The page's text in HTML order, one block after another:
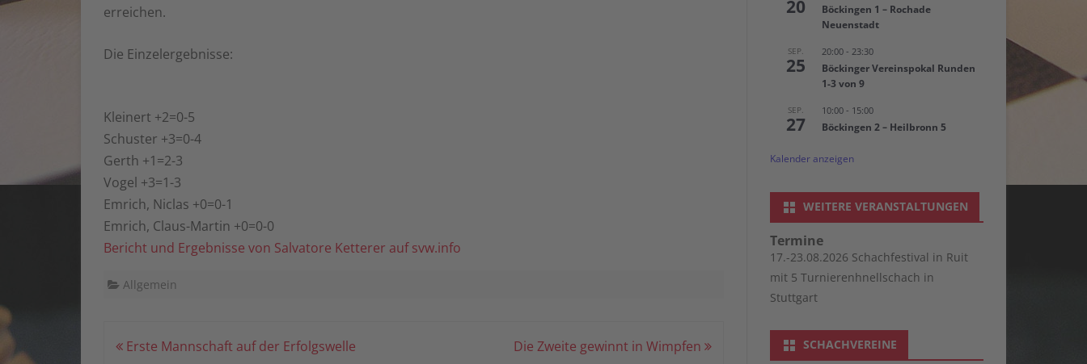
SOMMERTURNIER 2022
CHESS960 MEISTERSCHAFT 2021
erreichen.
Die Einzelergebnisse:
Kleinert +2=0-5
Schuster +3=0-4
Gerth +1=2-3
Vogel +3=1-3
Emrich, Niclas +0=0-1
Emrich, Claus-Martin +0=0-0
Bericht und Ergebnisse von Salvatore Ketterer auf svw.info
Allgemein
Beitragsnavigation
Erste Mannschaft auf der Erfolgswelle Die Zweite gewinnt in Wimpfen
20
Böckingen 1 – Rochade
Neuenstadt
SEP.
25
20:00- 23:30
Böckinger Vereinspokal Runden
1-3 von 9
SEP.
27
10:00- 15:00
Böckingen 2 – Heilbronn 5
Kalender anzeigen
WEITERE VERANSTALTUNGEN
Termine
17.-23.08.2026 Schachfestival in Ruit
mit 5 Turnierenhnellschach in
Stuttgart
SCHACHVEREINE